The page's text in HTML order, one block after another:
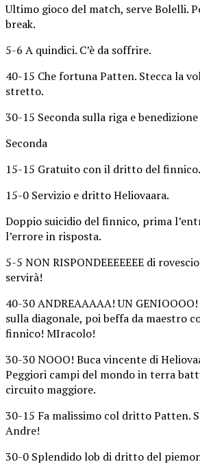
Ultimo gioco del match, serve Bolelli.
break.
5-6 A quindici. C’è da soffrire.
40-15 Che fortuna Patten. Stecca la
stretto.
30-15 Seconda sulla riga e
Seconda
15-15 Gratuito con il dritto del finnico.
15-0 Servizio e dritto Heliovaara.
Doppio suicidio del finnico, prima
l’errore in risposta.
5-5 NON RISPONDEEEEEEE di
servirà!
40-30 ANDREAAAAA! UN
sulla diagonale, poi beffa da maestro
finnico! MIracolo!
30-30 NOOO! Buca vincente di
Peggiori campi del mondo in terra
circuito maggiore.
30-15 Fa malissimo col dritto Patten.
Andre!
30-0 Splendido lob di dritto del